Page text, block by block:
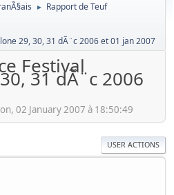
► Rapport de Teuf
29, 30, 31 dÃ¨c 2006 et 01 jan 2007
Festival
31 dÃ¨c 2006
02 January 2007 à 18:50:49
USER ACTIONS